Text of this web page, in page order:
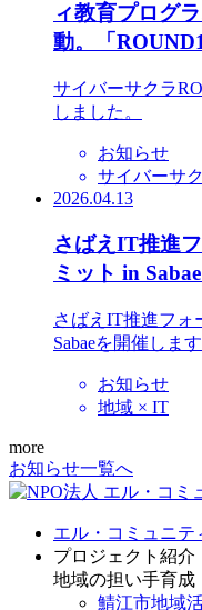
ィ教育プログ
動。「
サイバーサクラ
しました。
お知らせ
サイバーサ
2026.04.13
さばえIT推進
ミット in
さばえIT推進フォ
Sabaeを開催します
お知らせ
地域 × IT
more
お知らせ一覧へ
エル・コミュニテ
プロジェクト紹介
地域の担い手育成
鯖江市地域